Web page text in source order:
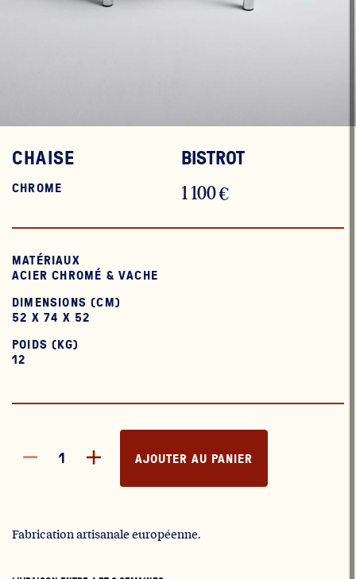
CHAISE BISTROT
CHROME 1 100 €
MATÉRIAUX
ACIER CHROMÉ & VACHE
DIMENSIONS (CM)
52 X 74 X 52
POIDS (KG)
12
Fabrication artisanale européenne.
AJOUTER AU PANIER